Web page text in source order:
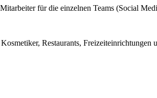
für die einzelnen Teams (Social
Restaurants, Freizeiteinrichtungen